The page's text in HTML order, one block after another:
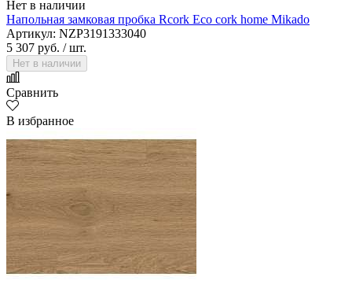
Нет в наличии
Напольная замковая пробка Rcork Eco cork home Mikado
Артикул: NZP3191333040
5 307 руб. / шт.
Нет в наличии
Сравнить
В избранное